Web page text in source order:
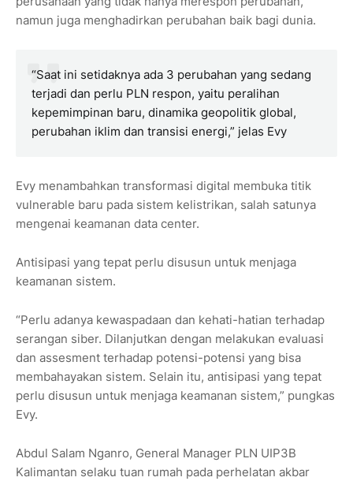
namun juga menghadirkan perubahan baik bagi dunia.
“Saat ini setidaknya ada 3 perubahan yang sedang
terjadi dan perlu PLN respon, yaitu peralihan
kepemimpinan baru, dinamika geopolitik global,
perubahan iklim dan transisi energi,” jelas Evy
Evy menambahkan transformasi digital membuka titik
vulnerable baru pada sistem kelistrikan, salah satunya
mengenai keamanan data center.
Antisipasi yang tepat perlu disusun untuk menjaga
keamanan sistem.
“Perlu adanya kewaspadaan dan kehati-hatian terhadap
serangan siber. Dilanjutkan dengan melakukan evaluasi
dan assesment terhadap potensi-potensi yang bisa
membahayakan sistem. Selain itu, antisipasi yang tepat
perlu disusun untuk menjaga keamanan sistem,” pungkas
Evy.
Abdul Salam Nganro, General Manager PLN UIP3B
Kalimantan selaku tuan rumah pada perhelatan akbar